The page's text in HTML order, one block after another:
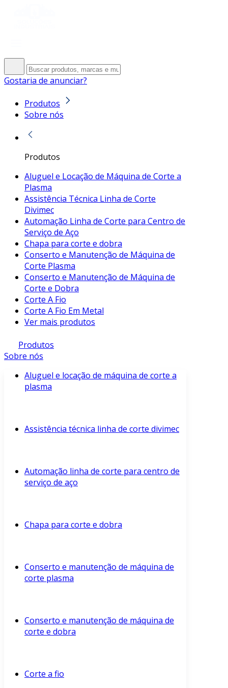
Gostaria de anunciar?
Produtos
Sobre nós
Produtos
Aluguel e Locação de Máquina de Corte a
Plasma
Assistência Técnica Linha de Corte
Divimec
Automação Linha de Corte para Centro de
Serviço de Aço
Chapa para corte e dobra
Conserto e Manutenção de Máquina de
Corte Plasma
Conserto e Manutenção de Máquina de
Corte e Dobra
Corte A Fio
Corte A Fio Em Metal
Ver mais produtos
Produtos
Sobre nós
Aluguel e locação de máquina de corte a
plasma
Assistência técnica linha de corte divimec
Automação linha de corte para centro de
serviço de aço
Chapa para corte e dobra
Conserto e manutenção de máquina de
corte plasma
Conserto e manutenção de máquina de
corte e dobra
Corte a fio